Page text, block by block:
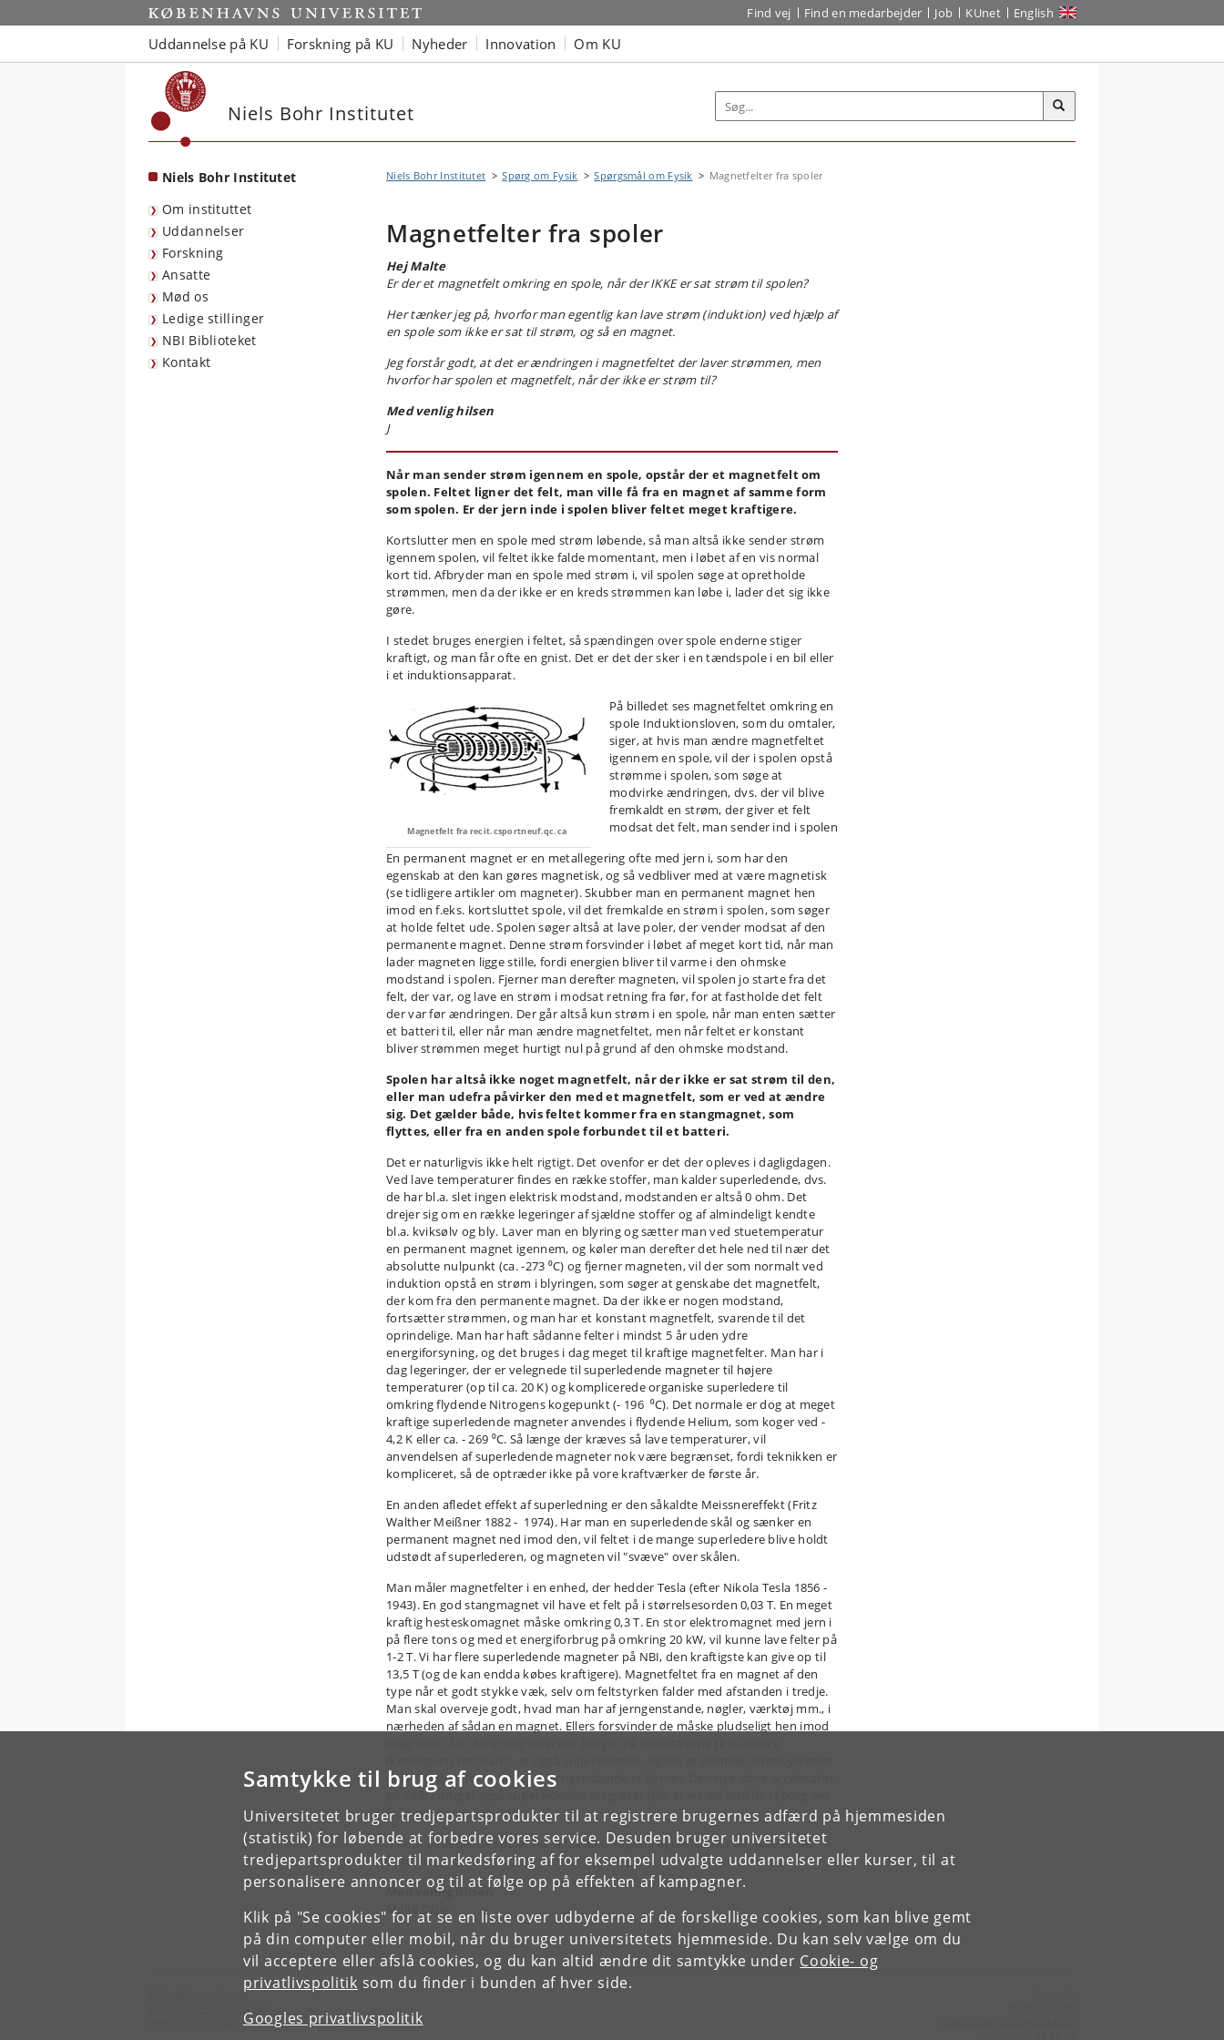
Samtykke til brug af cookies
Universitetet bruger tredjepartsprodukter til at registrere brugernes adfærd på hjemmesiden
(statistik) for løbende at forbedre vores service. Desuden bruger universitetet
tredjepartsprodukter til markedsføring af for eksempel udvalgte uddannelser eller kurser, til at
personalisere annoncer og til at følge op på effekten af kampagner.
Klik på "Se cookies" for at se en liste over udbyderne af de forskellige cookies, som kan blive gemt
på din computer eller mobil, når du bruger universitetets hjemmeside. Du kan selv vælge om du
vil acceptere eller afslå cookies, og du kan altid ændre dit samtykke under Cookie- og
privatlivspolitik som du finder i bunden af hver side.
Googles privatlivspolitik
Start Find vej Find en medarbejder Job KUnet English
Uddannelse på KU Forskning på KU Nyheder Innovation Om KU
Niels Bohr Institutet
Niels Bohr Institutet
Om instituttet
Uddannelser
Forskning
Ansatte
Mød os
Ledige stillinger
NBI Biblioteket
Kontakt
Niels Bohr Institutet Spørg om Fysik Spørgsmål om Fysik Magnetfelter fra spoler
Magnetfelter fra spoler
Hej Malte
Er der et magnetfelt omkring en spole, når der IKKE er sat strøm til spolen?
Her tænker jeg på, hvorfor man egentlig kan lave strøm (induktion) ved hjælp af
en spole som ikke er sat til strøm, og så en magnet.
Jeg forstår godt, at det er ændringen i magnetfeltet der laver strømmen, men
hvorfor har spolen et magnetfelt, når der ikke er strøm til?
Med venlig hilsen
J
Når man sender strøm igennem en spole, opstår der et magnetfelt om
spolen. Feltet ligner det felt, man ville få fra en magnet af samme form
som spolen. Er der jern inde i spolen bliver feltet meget kraftigere.
Kortslutter men en spole med strøm løbende, så man altså ikke sender strøm
igennem spolen, vil feltet ikke falde momentant, men i løbet af en vis normal
kort tid. Afbryder man en spole med strøm i, vil spolen søge at opretholde
strømmen, men da der ikke er en kreds strømmen kan løbe i, lader det sig ikke
gøre.
I stedet bruges energien i feltet, så spændingen over spole enderne stiger
kraftigt, og man får ofte en gnist. Det er det der sker i en tændspole i en bil eller
i et induktionsapparat.
Magnetfelt fra recit.csportneuf.qc.ca
På billedet ses magnetfeltet omkring en
spole Induktionsloven, som du omtaler,
siger, at hvis man ændre magnetfeltet
igennem en spole, vil der i spolen opstå
strømme i spolen, som søge at
modvirke ændringen, dvs. der vil blive
fremkaldt en strøm, der giver et felt
modsat det felt, man sender ind i spolen
En permanent magnet er en metallegering ofte med jern i, som har den
egenskab at den kan gøres magnetisk, og så vedbliver med at være magnetisk
(se tidligere artikler om magneter). Skubber man en permanent magnet hen
imod en f.eks. kortsluttet spole, vil det fremkalde en strøm i spolen, som søger
at holde feltet ude. Spolen søger altså at lave poler, der vender modsat af den
permanente magnet. Denne strøm forsvinder i løbet af meget kort tid, når man
lader magneten ligge stille, fordi energien bliver til varme i den ohmske
modstand i spolen. Fjerner man derefter magneten, vil spolen jo starte fra det
felt, der var, og lave en strøm i modsat retning fra før, for at fastholde det felt
der var før ændringen. Der går altså kun strøm i en spole, når man enten sætter
et batteri til, eller når man ændre magnetfeltet, men når feltet er konstant
bliver strømmen meget hurtigt nul på grund af den ohmske modstand.
Spolen har altså ikke noget magnetfelt, når der ikke er sat strøm til den,
eller man udefra påvirker den med et magnetfelt, som er ved at ændre
sig. Det gælder både, hvis feltet kommer fra en stangmagnet, som
flyttes, eller fra en anden spole forbundet til et batteri.
Det er naturligvis ikke helt rigtigt. Det ovenfor er det der opleves i dagligdagen.
Ved lave temperaturer findes en række stoffer, man kalder superledende, dvs.
de har bl.a. slet ingen elektrisk modstand, modstanden er altså 0 ohm. Det
drejer sig om en række legeringer af sjældne stoffer og af almindeligt kendte
bl.a. kviksølv og bly. Laver man en blyring og sætter man ved stuetemperatur
en permanent magnet igennem, og køler man derefter det hele ned til nær det
absolutte nulpunkt (ca. -273 ⁰C) og fjerner magneten, vil der som normalt ved
induktion opstå en strøm i blyringen, som søger at genskabe det magnetfelt,
der kom fra den permanente magnet. Da der ikke er nogen modstand,
fortsætter strømmen, og man har et konstant magnetfelt, svarende til det
oprindelige. Man har haft sådanne felter i mindst 5 år uden ydre
energiforsyning, og det bruges i dag meget til kraftige magnetfelter. Man har i
dag legeringer, der er velegnede til superledende magneter til højere
temperaturer (op til ca. 20 K) og komplicerede organiske superledere til
omkring flydende Nitrogens kogepunkt (- 196 ⁰C). Det normale er dog at meget
kraftige superledende magneter anvendes i flydende Helium, som koger ved -
4,2 K eller ca. - 269 ⁰C. Så længe der kræves så lave temperaturer, vil
anvendelsen af superledende magneter nok være begrænset, fordi teknikken er
kompliceret, så de optræder ikke på vore kraftværker de første år.
En anden afledet effekt af superledning er den såkaldte Meissnereffekt (Fritz
Walther Meißner 1882 - 1974). Har man en superledende skål og sænker en
permanent magnet ned imod den, vil feltet i de mange superledere blive holdt
udstødt af superlederen, og magneten vil "svæve" over skålen.
Man måler magnetfelter i en enhed, der hedder Tesla (efter Nikola Tesla 1856 -
1943). En god stangmagnet vil have et felt på i størrelsesorden 0,03 T. En meget
kraftig hesteskomagnet måske omkring 0,3 T. En stor elektromagnet med jern i
på flere tons og med et energiforbrug på omkring 20 kW, vil kunne lave felter på
1-2 T. Vi har flere superledende magneter på NBI, den kraftigste kan give op til
13,5 T (og de kan endda købes kraftigere). Magnetfeltet fra en magnet af den
type når et godt stykke væk, selv om feltstyrken falder med afstanden i tredje.
Man skal overveje godt, hvad man har af jerngenstande, nøgler, værktøj mm., i
nærheden af sådan en magnet. Ellers forsvinder de måske pludseligt hen imod
omkring dem for at sikre, at jerngenstande er fjernet. Den nye store accelerator
på CERN bruger også superledende magneter (der er en del artikler i Spørg om
fysik om den accelerator).
Ikke superledende spoler har altså ikke noget magnetfelt når der ikke er sat
strøm til.
Med venlig hilsen
Malte Olsen
Niels Bohr Institutet
Jagtvej 155 A, 2200 København N.